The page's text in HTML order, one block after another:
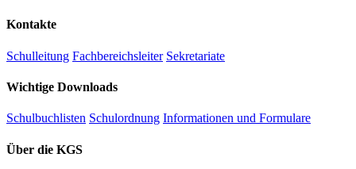
Kontakte
Schulleitung Fachbereichsleiter Sekretariate
Wichtige Downloads
Schulbuchlisten Schulordnung Informationen und Formulare
Über die KGS